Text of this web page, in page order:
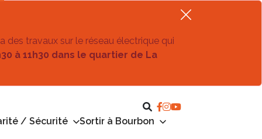
des travaux sur le réseau électrique qui
à 11h30 dans le quartier de La
/ Sécurité Sortir à Bourbon